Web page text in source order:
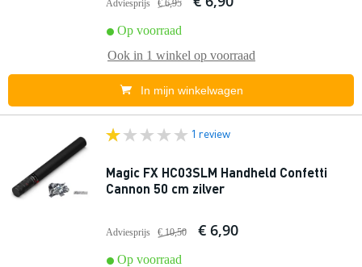
Adviesprijs € 6,95
Op voorraad
Ook in 1 winkel op voorraad
In mijn winkelwagen
1 review
Magic FX HC03SLM Handheld Confetti
Cannon 50 cm zilver
Adviesprijs € 10,50 € 6,90
Op voorraad